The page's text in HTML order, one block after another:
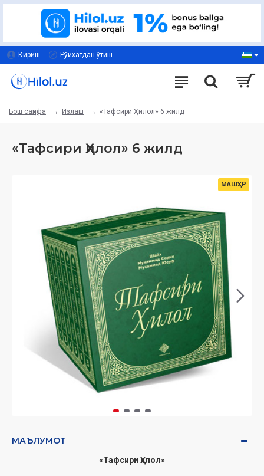
Кириш Рўйхатдан ўтиш
Бош саҳифа Излаш «Тафсири Ҳилол» 6 жилд
«Тафсири Ҳилол» 6 жилд
МАШҲУР
МАЪЛУМОТ
«Тафсири Ҳилол»